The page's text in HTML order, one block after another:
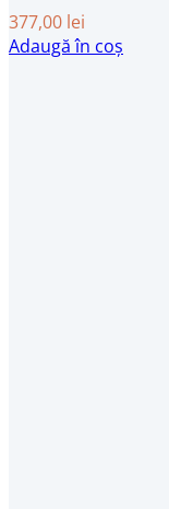
377,00 lei
Adaugă în coș